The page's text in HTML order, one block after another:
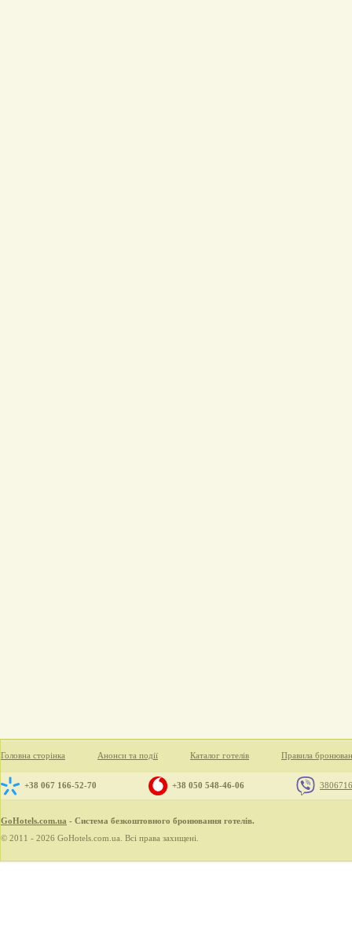
Головна сторінка Анонси та події Каталог готелів Правила
+38 067 166-52-70 +38 050 548-46-06
GoHotels.com.ua - Система безкоштовного бронювання готелів.
© 2011 - 2026 GoHotels.com.ua. Всі права захищені.